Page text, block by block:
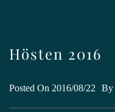
Hösten 2016
Posted On 2016/08/22 By